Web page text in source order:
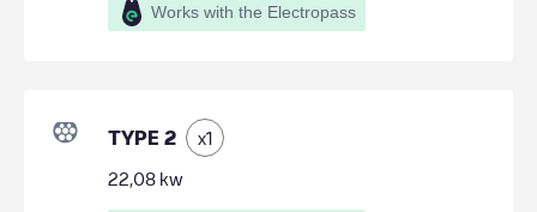
Works with the Electropass
TYPE 2 x1
22,08 kw